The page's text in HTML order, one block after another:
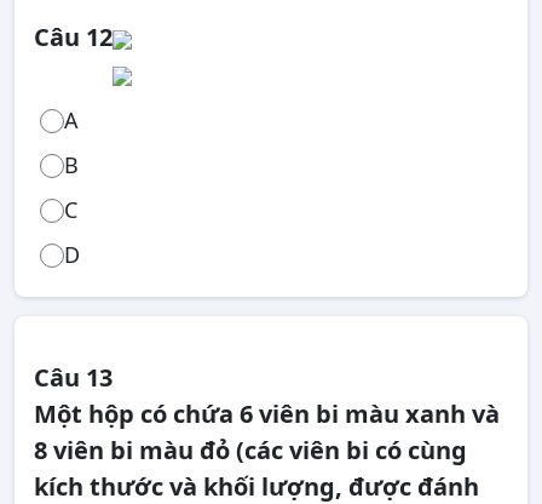
Câu 12
A
B
C
D
Câu 13
Một hộp có chứa 6 viên bi màu xanh và
8 viên bi màu đỏ (các viên bi có cùng
kích thước và khối lượng, được đánh